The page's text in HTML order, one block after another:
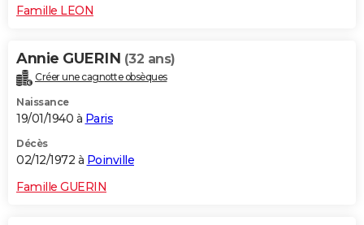
Famille LEON
Annie GUERIN (32 ans)
Créer une cagnotte obsèques
Naissance
19/01/1940 à Paris
Décès
02/12/1972 à Poinville
Famille GUERIN